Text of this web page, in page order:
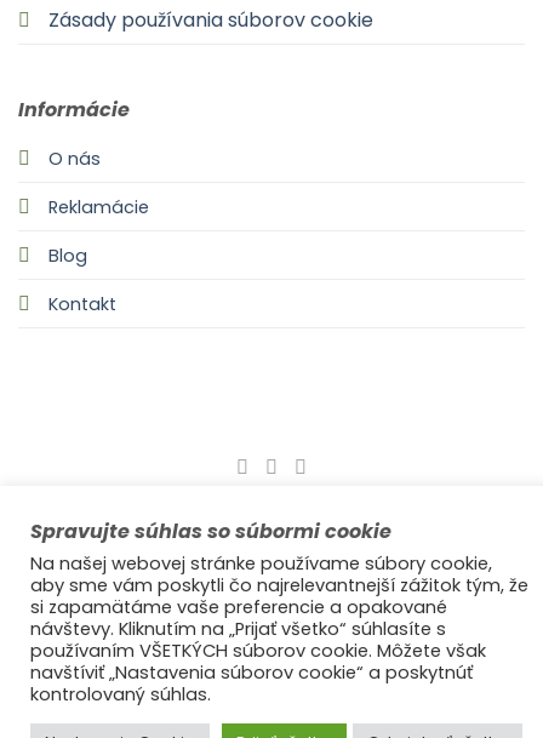
Zásady používania súborov cookie
Informácie
O nás
Reklamácie
Blog
Kontakt
OCHRANA OSOBNÝCH ÚDAJOV
© 2025s láskou Ideal Decor
Spravujte súhlas so súbormi cookie
Na našej webovej stránke používame súbory cookie,
aby sme vám poskytli čo najrelevantnejší zážitok tým, že
si zapamätáme vaše preferencie a opakované
návštevy. Kliknutím na „Prijať všetko“ súhlasíte s
používaním VŠETKÝCH súborov cookie. Môžete však
navštíviť „Nastavenia súborov cookie“ a poskytnúť
kontrolovaný súhlas.